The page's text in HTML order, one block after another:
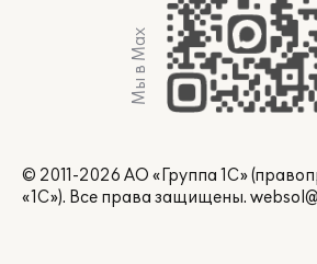
Мы в Max
© 2011-2026 АО «Группа 1С»
«1С»). Все права защищены.